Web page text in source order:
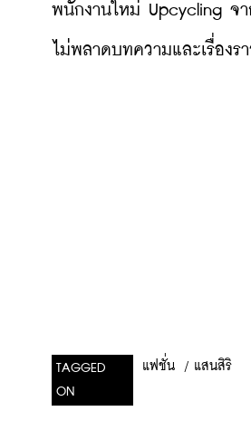
พนักงานใหม่ Upcycling จ
ไม่พลาดบทความและเรื่อง
TAGGED
ON
แฟชั่น / แสนสิริ